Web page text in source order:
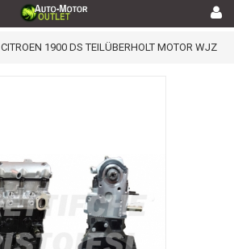
CITROEN 1900 DS TEILÜBERHOLT MOTOR WJZ